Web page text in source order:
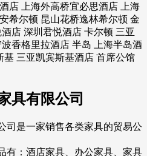
店 上海外高桥宜必思酒店 上海
希尔顿 昆山花桥逸林希尔顿 金
店 深圳君悦酒店 卡尔顿 三亚
香格里拉酒店 半岛 上海半岛酒
基 三亚凯宾斯基酒店 首席公馆
具有限公司
司是一家销售各类家具的贸易公
有：酒店家具、办公家具、家具